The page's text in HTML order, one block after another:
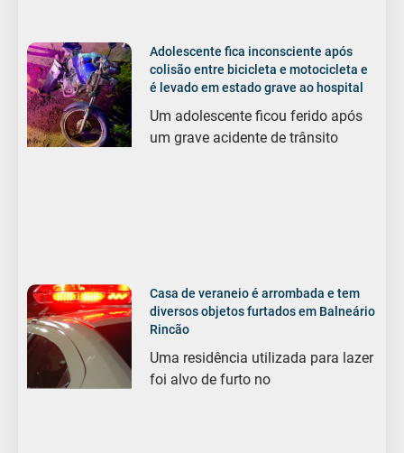
Adolescente fica inconsciente após
colisão entre bicicleta e motocicleta e
é levado em estado grave ao hospital
Um adolescente ficou ferido após
um grave acidente de trânsito
Casa de veraneio é arrombada e tem
diversos objetos furtados em Balneário
Rincão
Uma residência utilizada para lazer
foi alvo de furto no